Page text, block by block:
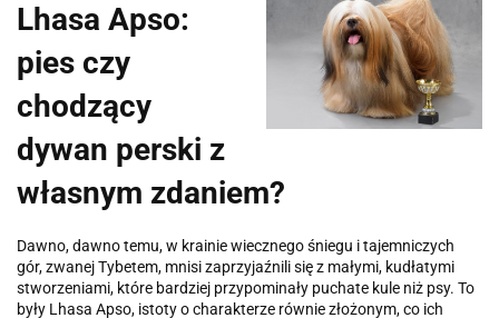
Lhasa Apso:
pies czy
chodzący
dywan perski z
własnym zdaniem?
Dawno, dawno temu, w krainie wiecznego śniegu i tajemniczych
gór, zwanej Tybetem, mnisi zaprzyjaźnili się z małymi, kudłatymi
stworzeniami, które bardziej przypominały puchate kule niż psy. To
były Lhasa Apso, istoty o charakterze równie złożonym, co ich